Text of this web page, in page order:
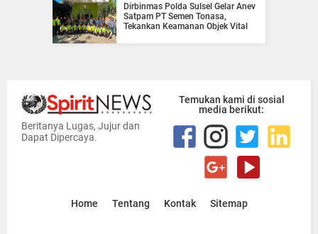
Dirbinmas Polda Sulsel Gelar Anev
Satpam PT Semen Tonasa,
Tekankan Keamanan Objek Vital
Beritanya Lugas, Jujur dan
Dapat Dipercaya.
Temukan kami di sosial
media berikut:
Home Tentang Kontak Sitemap